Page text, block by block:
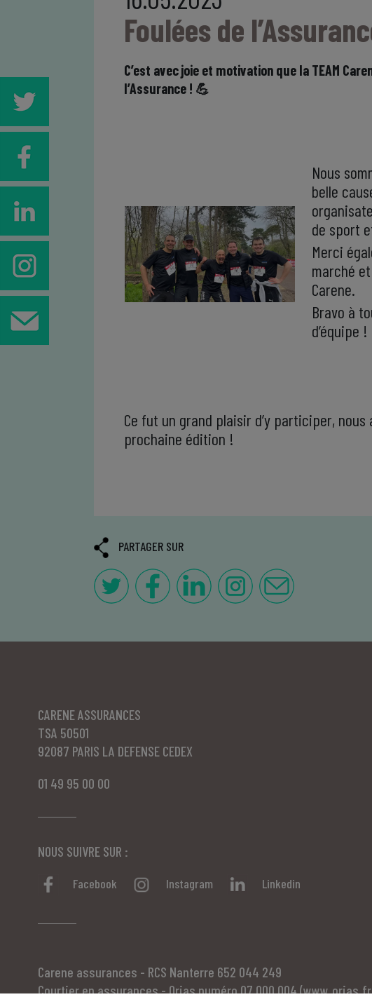
Foulées de
C’est avec joie et motivation que la TEAM
l’Assurance ! 💪
Nous
belle
de sport
Merci
marché
Carene.
Bravo à
d’équipe
Ce fut un grand plaisir d’y participer,
prochaine édition !
PARTAGER SUR
CARENE ASSURANCES
TSA 50501
92087 PARIS LA DEFENSE CEDEX
01 49 95 00 00
NOUS SUIVRE SUR :
Facebook Instagram Linkedin
Carene assurances - RCS Nanterre 652 044 249
Courtier en assurances - Orias numéro 07 000 004 (www.orias.fr